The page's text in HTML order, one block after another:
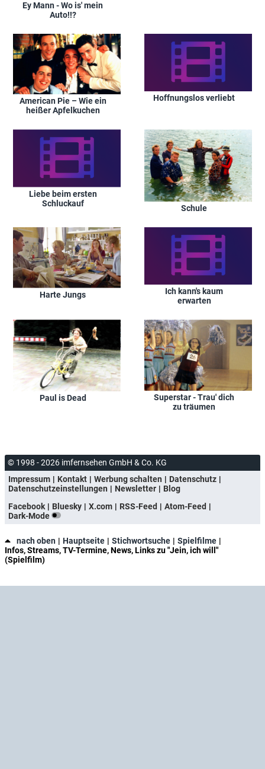
Ey Mann - Wo is' mein
Auto!!?
American Pie – Wie ein
heißer Apfelkuchen
Hoffnungslos verliebt
Liebe beim ersten
Schluckauf
Schule
Harte Jungs
Ich kann's kaum
erwarten
Paul is Dead
Superstar - Trau' dich
zu träumen
© 1998 - 2026 imfernsehen GmbH & Co. KG
Impressum
Kontakt Werbung schalten
Datenschutz
Datenschutzeinstellungen
Newsletter
Blog
Facebook
Bluesky X.com RSS-Feed
Atom-Feed
Dark-Mode
nach oben Hauptseite Stichwortsuche
Spielfilme
Infos, Streams, TV-Termine, News, Links zu "Jein, ich will"
(Spielfilm)